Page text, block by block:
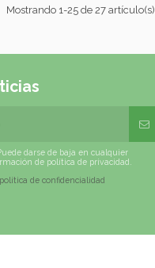
Mostrando 1-25 de 27 artículo(s)
darse de baja en cualquier
de política de privacidad.
política de confidencialidad